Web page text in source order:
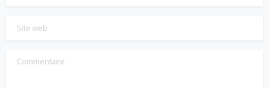
Site web
Commentaire